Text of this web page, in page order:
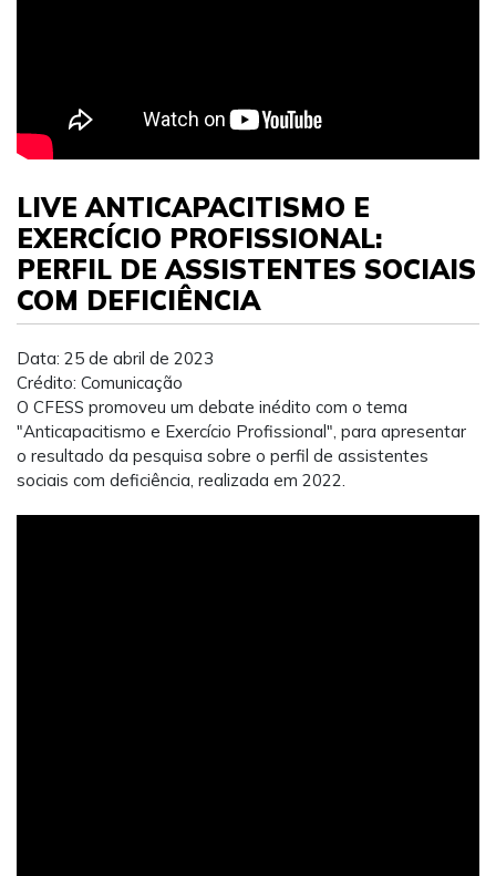
LIVE ANTICAPACITISMO E
EXERCÍCIO PROFISSIONAL:
PERFIL DE ASSISTENTES SOCIAIS
COM DEFICIÊNCIA
Data: 25 de abril de 2023
Crédito: Comunicação
O CFESS promoveu um debate inédito com o tema
"Anticapacitismo e Exercício Profissional", para apresentar
o resultado da pesquisa sobre o perfil de assistentes
sociais com deficiência, realizada em 2022.